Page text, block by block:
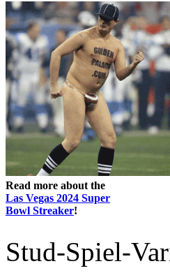
Read more about the
Las Vegas 2024 Super
Bowl Streaker!
Stud-Spiel-